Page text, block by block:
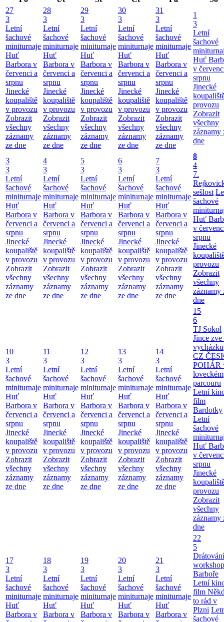
27
3
Letní
šachové
miniturnaje
Huť
Barbora v
červenci a
srpnu
Jinecké
koupaliště
v provozu
Zobrazit
všechny
záznamy
ze dne
28
3
Letní
šachové
miniturnaje
Huť
Barbora v
červenci a
srpnu
Jinecké
koupaliště
v provozu
Zobrazit
všechny
záznamy
ze dne
29
3
Letní
šachové
miniturnaje
Huť
Barbora v
červenci a
srpnu
Jinecké
koupaliště
v provozu
Zobrazit
všechny
záznamy
ze dne
30
3
Letní
šachové
miniturnaje
Huť
Barbora v
červenci a
srpnu
Jinecké
koupaliště
v provozu
Zobrazit
všechny
záznamy
ze dne
31
3
Letní
šachové
miniturnaje
Huť
Barbora v
červenci a
srpnu
Jinecké
koupaliště
v provozu
Zobrazit
všechny
záznamy
ze dne
1
3
Letní
šachové
Huť
v
srpnu
Jinecké
provozu
Zobrazit
všechny
záznamy
dne
3
3
Letní
šachové
miniturnaje
Huť
Barbora v
červenci a
srpnu
Jinecké
koupaliště
v provozu
Zobrazit
všechny
záznamy
ze dne
4
3
Letní
šachové
miniturnaje
Huť
Barbora v
červenci a
srpnu
Jinecké
koupaliště
v provozu
Zobrazit
všechny
záznamy
ze dne
5
3
Letní
šachové
miniturnaje
Huť
Barbora v
červenci a
srpnu
Jinecké
koupaliště
v provozu
Zobrazit
všechny
záznamy
ze dne
6
3
Letní
šachové
miniturnaje
Huť
Barbora v
červenci a
srpnu
Jinecké
koupaliště
v provozu
Zobrazit
všechny
záznamy
ze dne
7
3
Letní
šachové
miniturnaje
Huť
Barbora v
červenci a
srpnu
Jinecké
koupaliště
v provozu
Zobrazit
všechny
záznamy
ze dne
8
4
7.
sešlost
šachové
Huť
v
srpnu
Jinecké
provozu
Zobrazit
všechny
záznamy
dne
10
3
Letní
šachové
miniturnaje
Huť
Barbora v
červenci a
srpnu
Jinecké
koupaliště
v provozu
Zobrazit
všechny
záznamy
ze dne
11
3
Letní
šachové
miniturnaje
Huť
Barbora v
červenci a
srpnu
Jinecké
koupaliště
v provozu
Zobrazit
všechny
záznamy
ze dne
12
3
Letní
šachové
miniturnaje
Huť
Barbora v
červenci a
srpnu
Jinecké
koupaliště
v provozu
Zobrazit
všechny
záznamy
ze dne
13
3
Letní
šachové
miniturnaje
Huť
Barbora v
červenci a
srpnu
Jinecké
koupaliště
v provozu
Zobrazit
všechny
záznamy
ze dne
14
3
Letní
šachové
miniturnaje
Huť
Barbora v
červenci a
srpnu
Jinecké
koupaliště
v provozu
Zobrazit
všechny
záznamy
ze dne
15
6
TJ Sokol
Jince zve
vycházku
CZ
POHÁR
loveckém
parcouru
Letní
film
Bardotky
Letní
šachové
Huť
v
srpnu
Jinecké
provozu
Zobrazit
všechny
záznamy
dne
17
3
Letní
šachové
miniturnaje
Huť
Barbora v
18
3
Letní
šachové
miniturnaje
Huť
Barbora v
19
3
Letní
šachové
miniturnaje
Huť
Barbora v
20
3
Letní
šachové
miniturnaje
Huť
Barbora v
21
3
Letní
šachové
miniturnaje
Huť
Barbora v
22
5
Barboře
Letní
film
to rád v
Plzni
šachové